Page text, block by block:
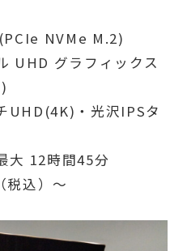
NVMe M.2)
UHD グラフィックス
UHD(4K)・光沢IPSタ
大 12時間45分
税込）～